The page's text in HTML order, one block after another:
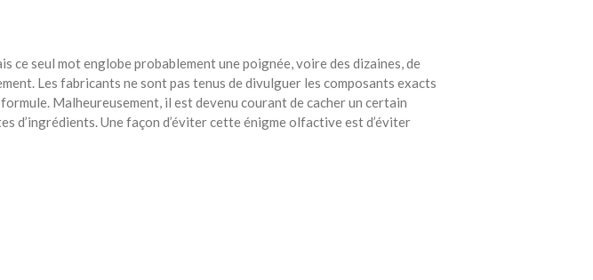
ce seul mot englobe probablement une poignée, voire des dizaines, de
Les fabricants ne sont pas tenus de divulguer les composants exacts
Malheureusement, il est devenu courant de cacher un certain
d’ingrédients. Une façon d’éviter cette énigme olfactive est d’éviter